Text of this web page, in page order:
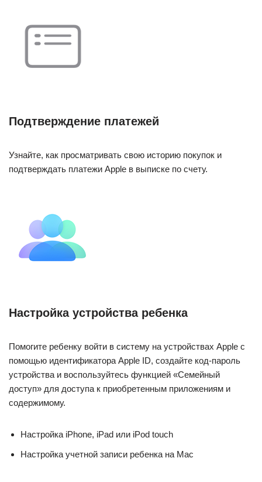
Подтверждение платежей
Узнайте, как просматривать свою историю покупок и
подтверждать платежи Apple в выписке по счету.
Настройка устройства ребенка
Помогите ребенку войти в систему на устройствах Apple с
помощью идентификатора Apple ID, создайте код-пароль
устройства и воспользуйтесь функцией «Семейный
доступ» для доступа к приобретенным приложениям и
содержимому.
Настройка iPhone, iPad или iPod touch
Настройка учетной записи ребенка на Mac